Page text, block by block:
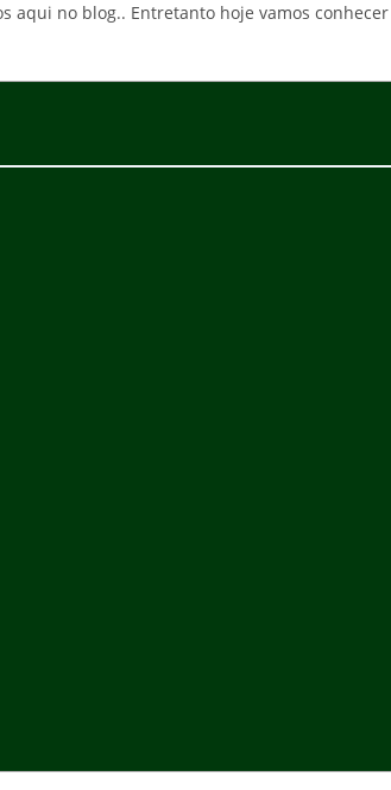
aqui no blog.. Entretanto hoje vamos conhecer